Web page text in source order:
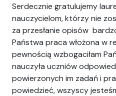
Serdecznie gratulujemy
nauczycielom, którzy nie
za przesłanie opisów
Państwa praca włożona w
pewnością wzbogaciłam
nauczyła uczniów
powierzonych im zadań i
powiedzieć, wszyscy